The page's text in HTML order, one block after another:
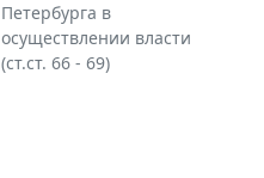
Петербурга в
осуществлении власти
(ст.ст. 66 - 69)